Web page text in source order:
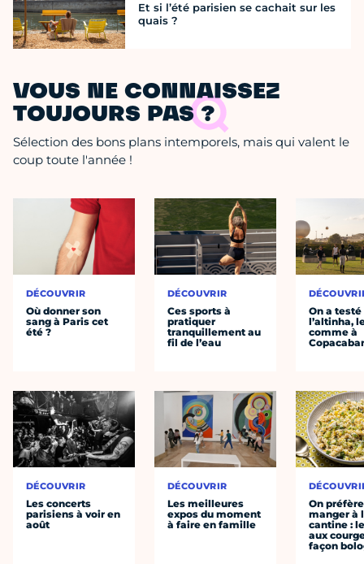
Et si l’été parisien se cachait sur les
quais ?
VOUS NE CONNAISSEZ
TOUJOURS PAS ?
Sélection des bons plans intemporels, mais qui valent le
coup toute l'année !
DÉCOUVRIR
Où donner son
sang à Paris cet
été ?
DÉCOUVRIR
Les concerts
parisiens à voir en
août
DÉCOUVRIR
Ces sports à
pratiquer
tranquillement au
fil de l’eau
DÉCOUVRIR
Les meilleures
expos du moment
à faire en famille
On a testé
l’altinha,
comme à
On préfère
manger à
cantine :
aux
façon